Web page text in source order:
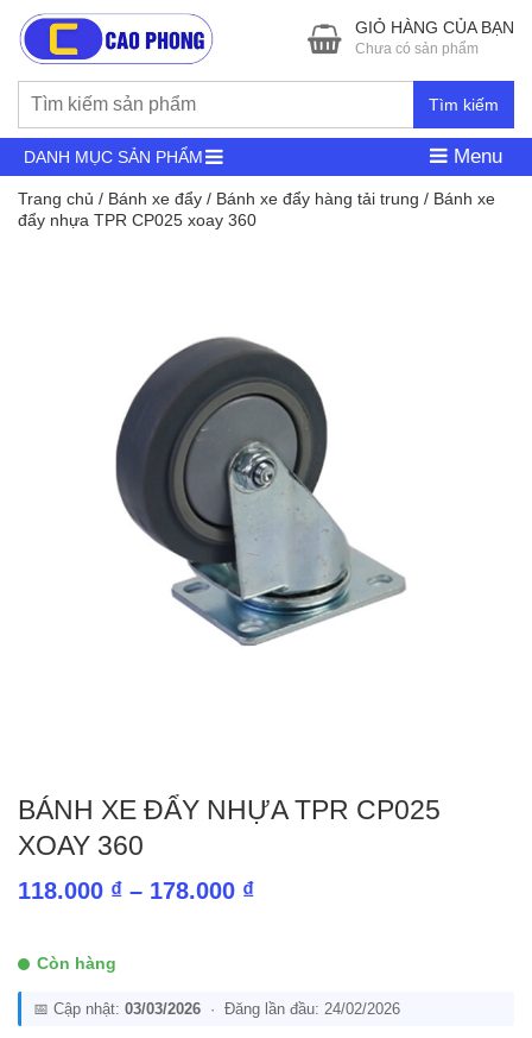
Tìm kiếm
GIỎ HÀNG CỦA BẠN
Chưa có sản phẩm
DANH MỤC SẢN PHẨM Menu
Trang chủ / Bánh xe đẩy / Bánh xe đẩy hàng tải trung / Bánh xe
đẩy nhựa TPR CP025 xoay 360
BÁNH XE ĐẨY NHỰA TPR CP025
XOAY 360
118.000 ₫ – 178.000 ₫Khoảng
đến
Còn hàng
📅 Cập nhật: 03/03/2026 · Đăng lần đầu: 24/02/2026